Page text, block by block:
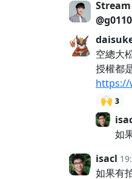
Stream
空總大
授權都
https://
🙌 3
如
isacl
如果有